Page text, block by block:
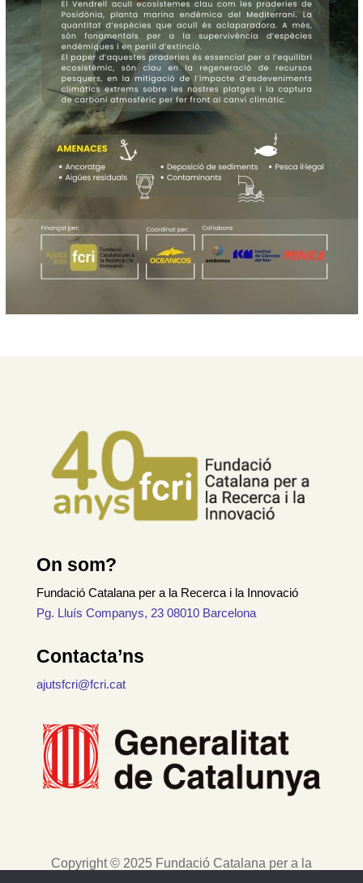
On som?
Fundació Catalana per a la Recerca i la Innovació
Pg. Lluís Companys, 23 08010 Barcelona
Contacta’ns
ajutsfcri@fcri.cat
Copyright © 2025 Fundació Catalana per a la